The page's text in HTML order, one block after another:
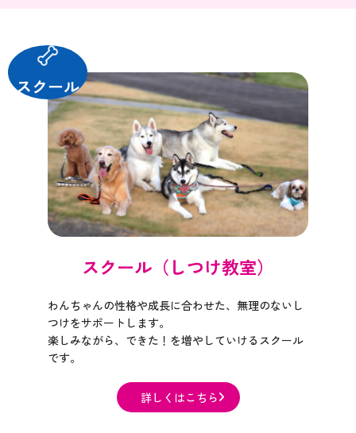
スクール（しつけ教室）
わんちゃんの性格や成長に合わせた、無理のないし
つけをサポートします。
楽しみながら、できた！を増やしていけるスクール
です。​​​​​​​
詳しくはこちら​​​​​​​
スクール